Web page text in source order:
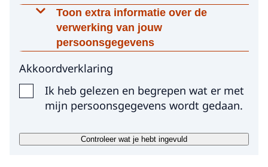
Toon extra informatie over de
verwerking van jouw
persoonsgegevens
gevraagd?
Met jouw toestemming gebruiken wij je
gegevens om je vraag te beantwoorden.
persoonsgegevens omgaan, vindt je in
Akkoordverklaring
Ik heb gelezen en begrepen wat er met
mijn persoonsgegevens wordt gedaan.
Controleer wat je hebt ingevuld